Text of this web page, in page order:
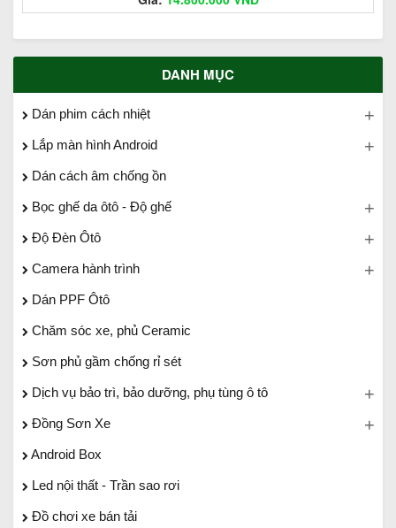
DANH MỤC
Dán phim cách nhiệt
Lắp màn hình Android
Dán cách âm chống ồn
Bọc ghế da ôtô - Độ ghế
Độ Đèn Ôtô
Camera hành trình
Dán PPF Ôtô
Chăm sóc xe, phủ Ceramic
Sơn phủ gầm chống rỉ sét
Dịch vụ bảo trì, bảo dưỡng, phụ tùng ô tô
Đồng Sơn Xe
Android Box
Led nội thất - Trần sao rơi
Đồ chơi xe bán tải